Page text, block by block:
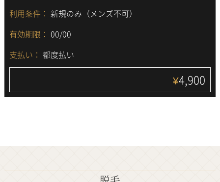
利用条件： 新規のみ（メンズ不可）
有効期限： 00/00
支払い： 都度払い
¥4,900